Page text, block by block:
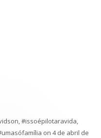
#issoépilotaravida
on 4 de abril de